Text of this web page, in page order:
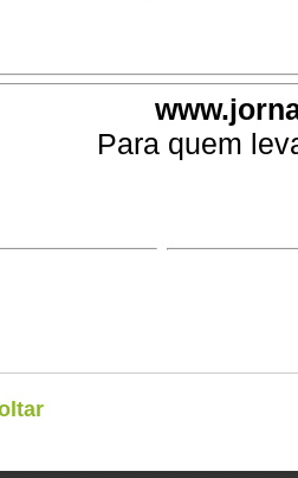
Para quem